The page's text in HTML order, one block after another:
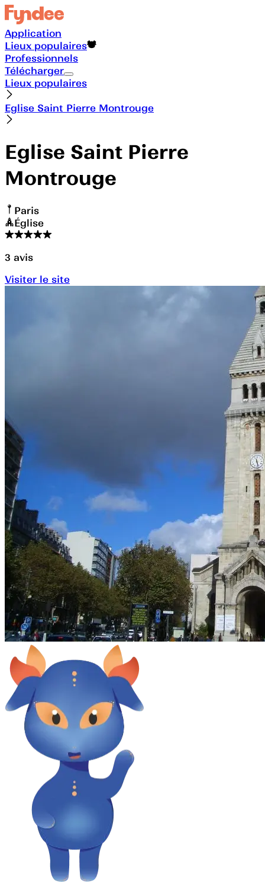
Application
Lieux populaires
Professionnels
Télécharger
Lieux populaires
Eglise Saint Pierre Montrouge
Eglise Saint Pierre
Montrouge
Paris
Église
3 avis
Visiter le site